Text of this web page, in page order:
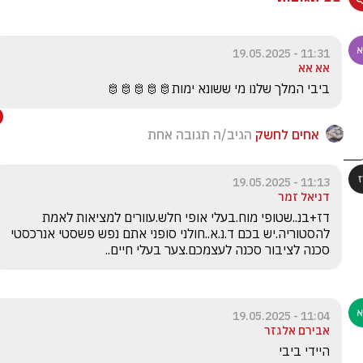
11:31 - 19.05.2025
אא אא
ביבי המלך שלנו מי ששונא ימות🫅🫅🫅🫅🫅
אחים לחשק הגיב/ה תגובה אחת
11:13 - 19.05.2025
דניאל זמר
סכנה לציבור סכנה לעצמכם.צער בעלי חיים..
11:04 - 19.05.2025
אבירם אלגזר
היידי ביבי